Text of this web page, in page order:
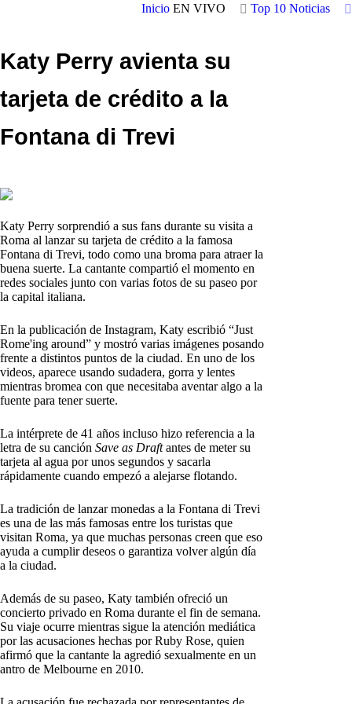
Inicio EN VIVO Top 10 Noticias
Katy Perry avienta su
tarjeta de crédito a la
Fontana di Trevi
Katy Perry sorprendió a sus fans durante su visita a
Roma al lanzar su tarjeta de crédito a la famosa
Fontana di Trevi, todo como una broma para atraer la
buena suerte. La cantante compartió el momento en
redes sociales junto con varias fotos de su paseo por
la capital italiana.
En la publicación de Instagram, Katy escribió “Just
Rome'ing around” y mostró varias imágenes posando
frente a distintos puntos de la ciudad. En uno de los
videos, aparece usando sudadera, gorra y lentes
mientras bromea con que necesitaba aventar algo a la
fuente para tener suerte.
La intérprete de 41 años incluso hizo referencia a la
letra de su canción Save as Draftantes de meter su
tarjeta al agua por unos segundos y sacarla
rápidamente cuando empezó a alejarse flotando.
La tradición de lanzar monedas a la Fontana di Trevi
es una de las más famosas entre los turistas que
visitan Roma, ya que muchas personas creen que eso
ayuda a cumplir deseos o garantiza volver algún día
a la ciudad.
Además de su paseo, Katy también ofreció un
concierto privado en Roma durante el fin de semana.
Su viaje ocurre mientras sigue la atención mediática
por las acusaciones hechas por Ruby Rose, quien
afirmó que la cantante la agredió sexualmente en un
antro de Melbourne en 2010.